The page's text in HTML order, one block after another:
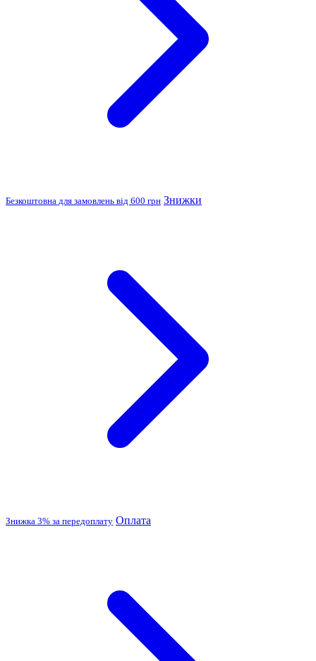
Безкоштовна для замовлень від 600 грн Знижки
Знижка 3% за передоплату Оплата